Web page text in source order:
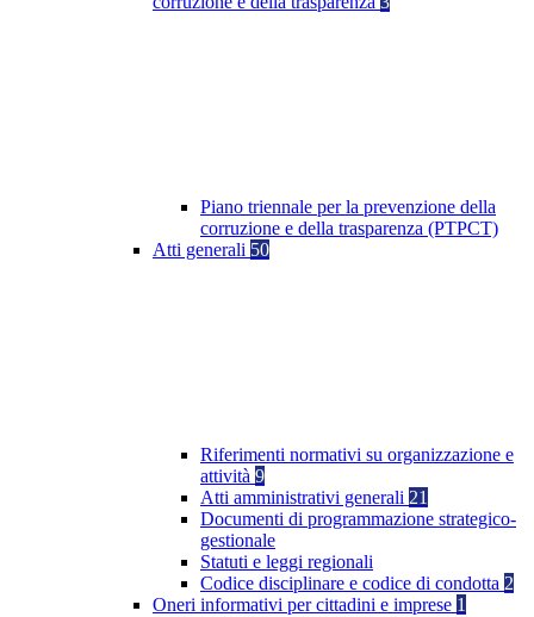
Piano triennale per la prevenzione della
corruzione e della trasparenza (PTPCT)
Atti generali 50
Riferimenti normativi su organizzazione e
attività 9
Atti amministrativi generali 21
Documenti di programmazione strategico-
gestionale
Statuti e leggi regionali
Codice disciplinare e codice di condotta 2
Oneri informativi per cittadini e imprese 1